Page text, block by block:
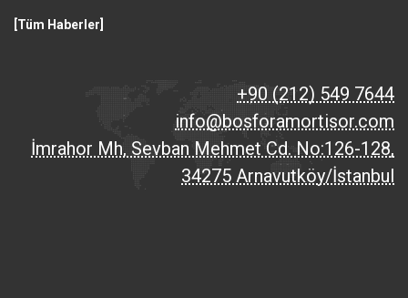
[Tüm Haberler]
+90 (212) 549 7644
info@bosforamortisor.com
İmrahor Mh, Sevban Mehmet Cd. No:126-128,
34275 Arnavutköy/İstanbul